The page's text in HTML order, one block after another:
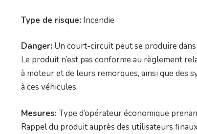
Type de risque: Incendie
Danger: Un court-circuit peut se produire
Le produit n’est pas conforme au règlement
à moteur et de leurs remorques, ainsi que des
à ces véhicules.
Mesures: Type d’opérateur économique
Rappel du produit auprès des utilisateurs